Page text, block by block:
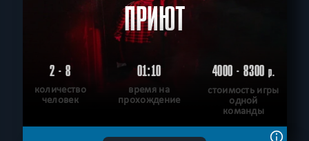
ПРИЮТ
2 - 8
количество
человек
01:10
время на
прохождение
4000 - 8300р.
стоимость игры
одной
команды